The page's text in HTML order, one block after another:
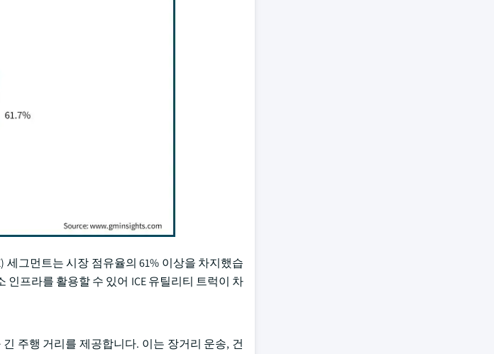
세그먼트는 시장 점유율의 61% 이상을 차지했습
프라를 활용할 수 있어 ICE 유틸리티 트럭이 차
주행 거리를 제공합니다. 이는 장거리 운송, 건